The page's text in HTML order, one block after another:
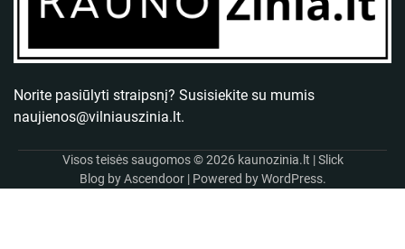
Norite pasiūlyti straipsnį? Susisiekite su mumis
naujienos@vilniauszinia.lt.
Visos teisės saugomos © 2026 kaunozinia.lt | Slick
Blog byAscendoor| Powered byWordPress.